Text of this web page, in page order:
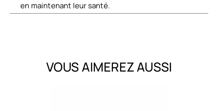
en maintenant leur santé.
VOUS AIMEREZ AUSSI